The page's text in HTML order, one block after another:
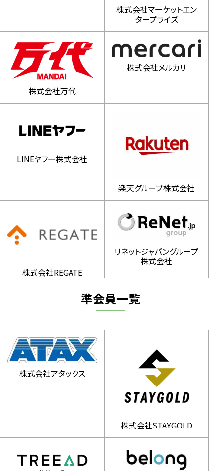
株式会社マーケットエン
タープライズ
株式会社万代
株式会社メルカリ
LINEヤフー株式会社
楽天グループ株式会社
株式会社REGATE
リネットジャパングループ
株式会社
準会員一覧
株式会社アタックス
株式会社STAYGOLD